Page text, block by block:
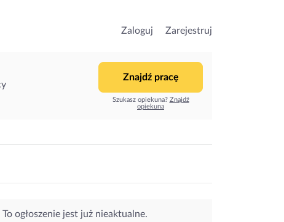
Zaloguj Zarejestruj
Znajdź pracę
Szukasz opiekuna? Znajdź
opiekuna
To ogłoszenie jest już nieaktualne.